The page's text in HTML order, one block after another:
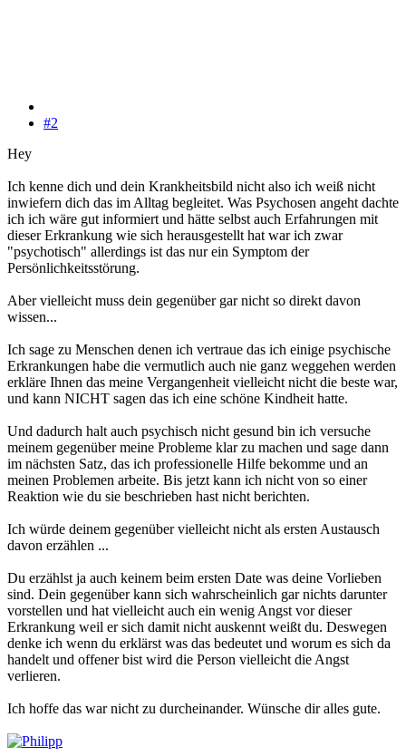
#2
Hey
Ich kenne dich und dein Krankheitsbild nicht also ich weiß nicht
inwiefern dich das im Alltag begleitet. Was Psychosen angeht dachte
ich ich wäre gut informiert und hätte selbst auch Erfahrungen mit
dieser Erkrankung wie sich herausgestellt hat war ich zwar
"psychotisch" allerdings ist das nur ein Symptom der
Persönlichkeitsstörung.
Aber vielleicht muss dein gegenüber gar nicht so direkt davon
wissen...
Ich sage zu Menschen denen ich vertraue das ich einige psychische
Erkrankungen habe die vermutlich auch nie ganz weggehen werden
erkläre Ihnen das meine Vergangenheit vielleicht nicht die beste war,
und kann NICHT sagen das ich eine schöne Kindheit hatte.
Und dadurch halt auch psychisch nicht gesund bin ich versuche
meinem gegenüber meine Probleme klar zu machen und sage dann
im nächsten Satz, das ich professionelle Hilfe bekomme und an
meinen Problemen arbeite. Bis jetzt kann ich nicht von so einer
Reaktion wie du sie beschrieben hast nicht berichten.
Ich würde deinem gegenüber vielleicht nicht als ersten Austausch
davon erzählen ...
Du erzählst ja auch keinem beim ersten Date was deine Vorlieben
sind. Dein gegenüber kann sich wahrscheinlich gar nichts darunter
vorstellen und hat vielleicht auch ein wenig Angst vor dieser
Erkrankung weil er sich damit nicht auskennt weißt du. Deswegen
denke ich wenn du erklärst was das bedeutet und worum es sich da
handelt und offener bist wird die Person vielleicht die Angst
verlieren.
Ich hoffe das war nicht zu durcheinander. Wünsche dir alles gute.